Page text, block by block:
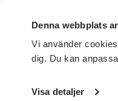
Denna webbplats
Vi använder
dig. Du kan
Visa detaljer
DET HÄR GÖR VI
Startsida / Kurser